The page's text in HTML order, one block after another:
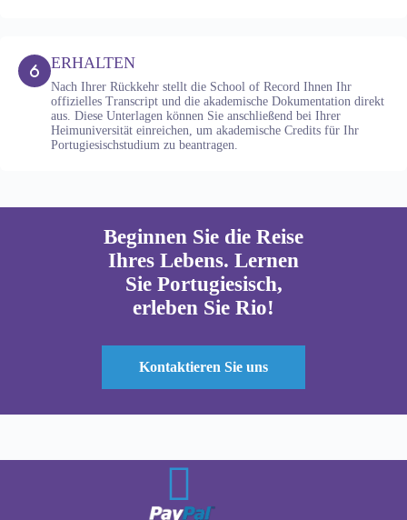
ERHALTEN
Nach Ihrer Rückkehr stellt die School of Record Ihnen Ihr
offizielles Transcript und die akademische Dokumentation direkt
aus. Diese Unterlagen können Sie anschließend bei Ihrer
Heimuniversität einreichen, um akademische Credits für Ihr
Portugiesischstudium zu beantragen.
Beginnen Sie die Reise
Ihres Lebens. Lernen
Sie Portugiesisch,
erleben Sie Rio!
Kontaktieren Sie uns